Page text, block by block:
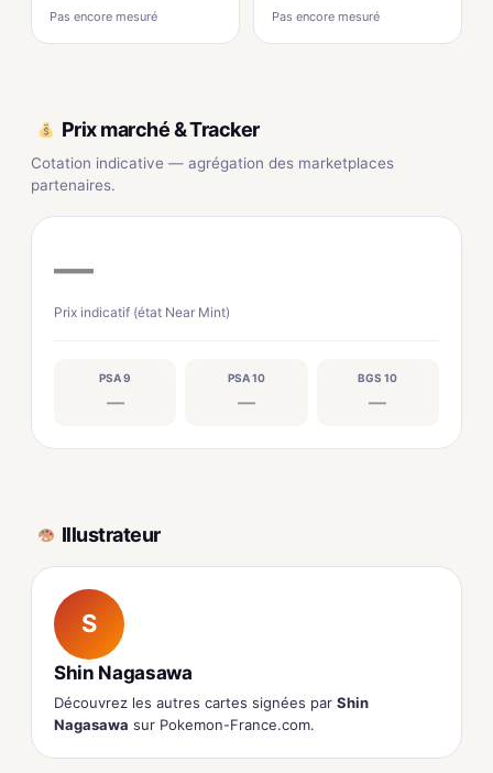
Pas encore mesuré Pas encore mesuré
Prix marché & Tracker
Cotation indicative — agrégation des marketplaces
partenaires.
—
Prix indicatif (état Near Mint)
PSA 9
—
PSA 10
—
BGS 10
—
Illustrateur
S
Shin Nagasawa
Découvrez les autres cartes signées par Shin
Nagasawa sur Pokemon-France.com.